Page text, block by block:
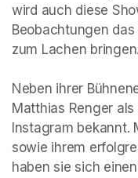
wird auch diese
Beobachtungen
zum Lachen bringen.
Neben ihrer
Matthias Renger
Instagram bekannt.
sowie ihrem
haben sie sich